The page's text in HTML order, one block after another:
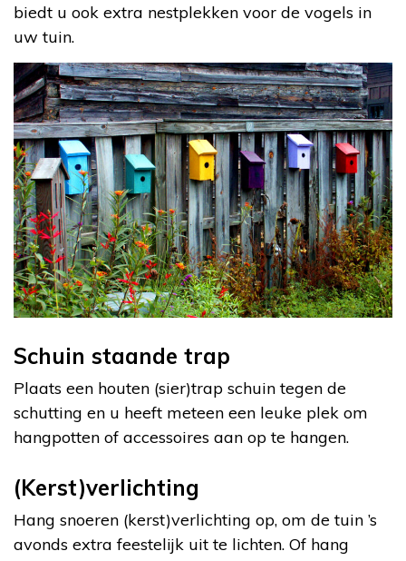
biedt u ook extra nestplekken voor de vogels in
uw tuin.
Schuin staande trap
Plaats een houten (sier)trap schuin tegen de
schutting en u heeft meteen een leuke plek om
hangpotten of accessoires aan op te hangen.
(Kerst)verlichting
Hang snoeren (kerst)verlichting op, om de tuin ’s
avonds extra feestelijk uit te lichten. Of hang